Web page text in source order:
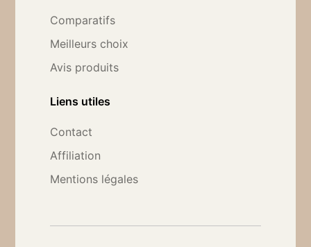
Comparatifs
Meilleurs choix
Avis produits
Liens utiles
Contact
Affiliation
Mentions légales